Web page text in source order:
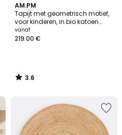
AM.PM
Tapijt met geometrisch motief,
voor kinderen, in bio katoen
Podotak
vanaf
219.00 €
3.6
/ 5
3.6
/